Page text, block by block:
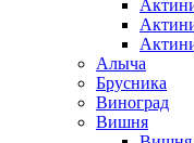
Алыча
Брусника
Виноград
Вишня